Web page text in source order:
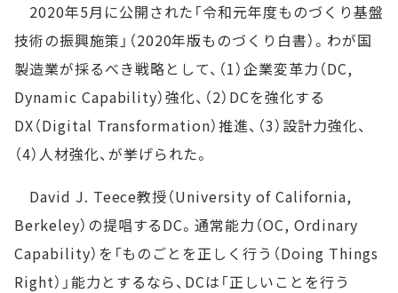
2020年5月に公開された「令和元年度ものづくり基盤
技術の振興施策」（2020年版ものづくり白書）。わが国
製造業が採るべき戦略として、（1）企業変革力（DC,
Dynamic Capability）強化、（2）DCを強化する
DX（Digital Transformation）推進、（3）設計力強化、
（4）人材強化、が挙げられた。
David J. Teece教授（University of California,
Berkeley）の提唱するDC。通常能力（OC, Ordinary
Capability）を「ものごとを正しく行う（Doing Things
Right）」能力とするなら、DCは「正しいことを行う